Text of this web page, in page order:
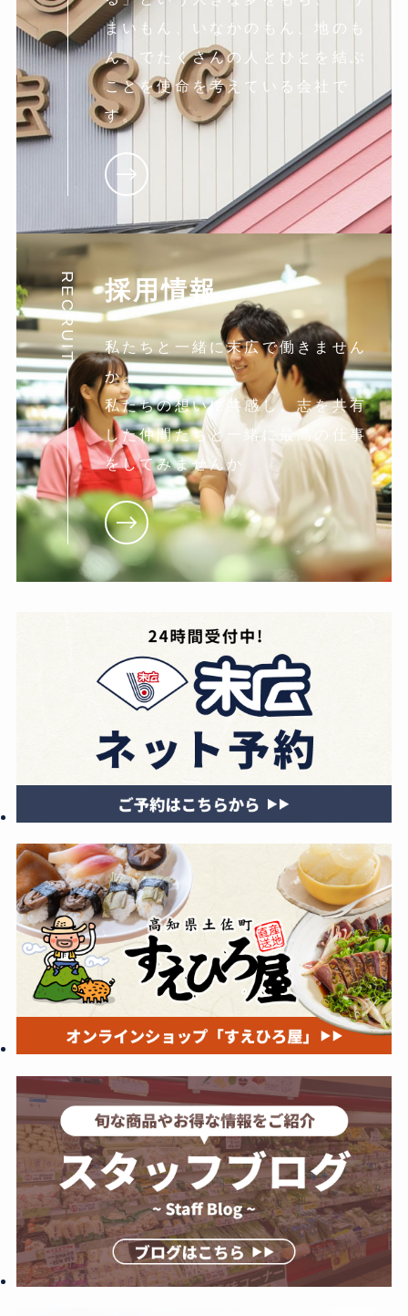
まいもん、いなかのもん、地のも
ん」でたくさんの人とひとを結ぶ
ことを使命を考えている会社で
す。
RECRUIT 採用情報
私たちと一緒に末広で働きません
か。
私たちの想いに共感し。志を共有
した仲間たちと一緒に最高の仕事
をしてみませんか